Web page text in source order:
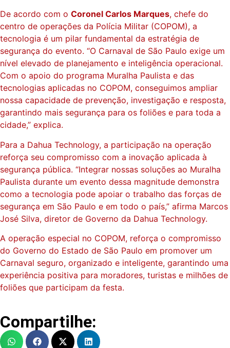
De acordo com o Coronel Carlos Marques, chefe do
centro de operações da Polícia Militar (COPOM), a
tecnologia é um pilar fundamental da estratégia de
segurança do evento. “O Carnaval de São Paulo exige um
nível elevado de planejamento e inteligência operacional.
Com o apoio do programa Muralha Paulista e das
tecnologias aplicadas no COPOM, conseguimos ampliar
nossa capacidade de prevenção, investigação e resposta,
garantindo mais segurança para os foliões e para toda a
cidade,” explica.
Para a Dahua Technology, a participação na operação
reforça seu compromisso com a inovação aplicada à
segurança pública. “Integrar nossas soluções ao Muralha
Paulista durante um evento dessa magnitude demonstra
como a tecnologia pode apoiar o trabalho das forças de
segurança em São Paulo e em todo o país,” afirma Marcos
José Silva, diretor de Governo da Dahua Technology.
A operação especial no COPOM, reforça o compromisso
do Governo do Estado de São Paulo em promover um
Carnaval seguro, organizado e inteligente, garantindo uma
experiência positiva para moradores, turistas e milhões de
foliões que participam da festa.
Compartilhe: